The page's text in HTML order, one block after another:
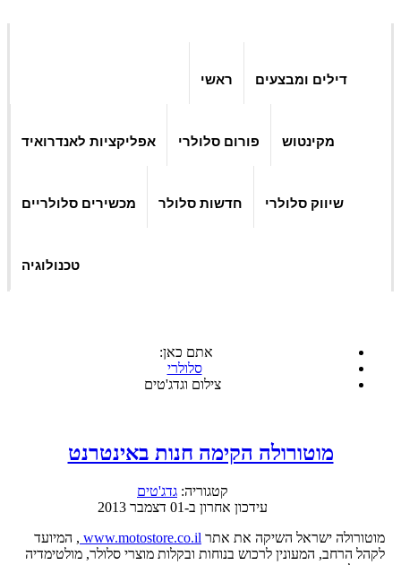
ראשי דילים ומבצעים
אפליקציות לאנדרואיד פורום סלולרי מקינטוש
מכשירים סלולריים חדשות סלולר שיווק סלולרי
טכנולוגיה
אתם כאן:
סלולרי
צילום וגדג'טים
מוטורולה הקימה חנות באינטרנט
קטגוריה: גדג'טים
עידכון אחרון ב-01 דצמבר 2013
מוטורולה ישראל השיקה את אתר www.motostore.co.il , המיועד
לקהל הרחב, המעונין לרכוש בנוחות ובקלות מוצרי סלולר, מולטימדיה